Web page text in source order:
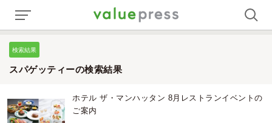
検索結果
スパゲッティーの検索結果
ホテル ザ・マンハッタン 8月レストランイベントの
ご案内